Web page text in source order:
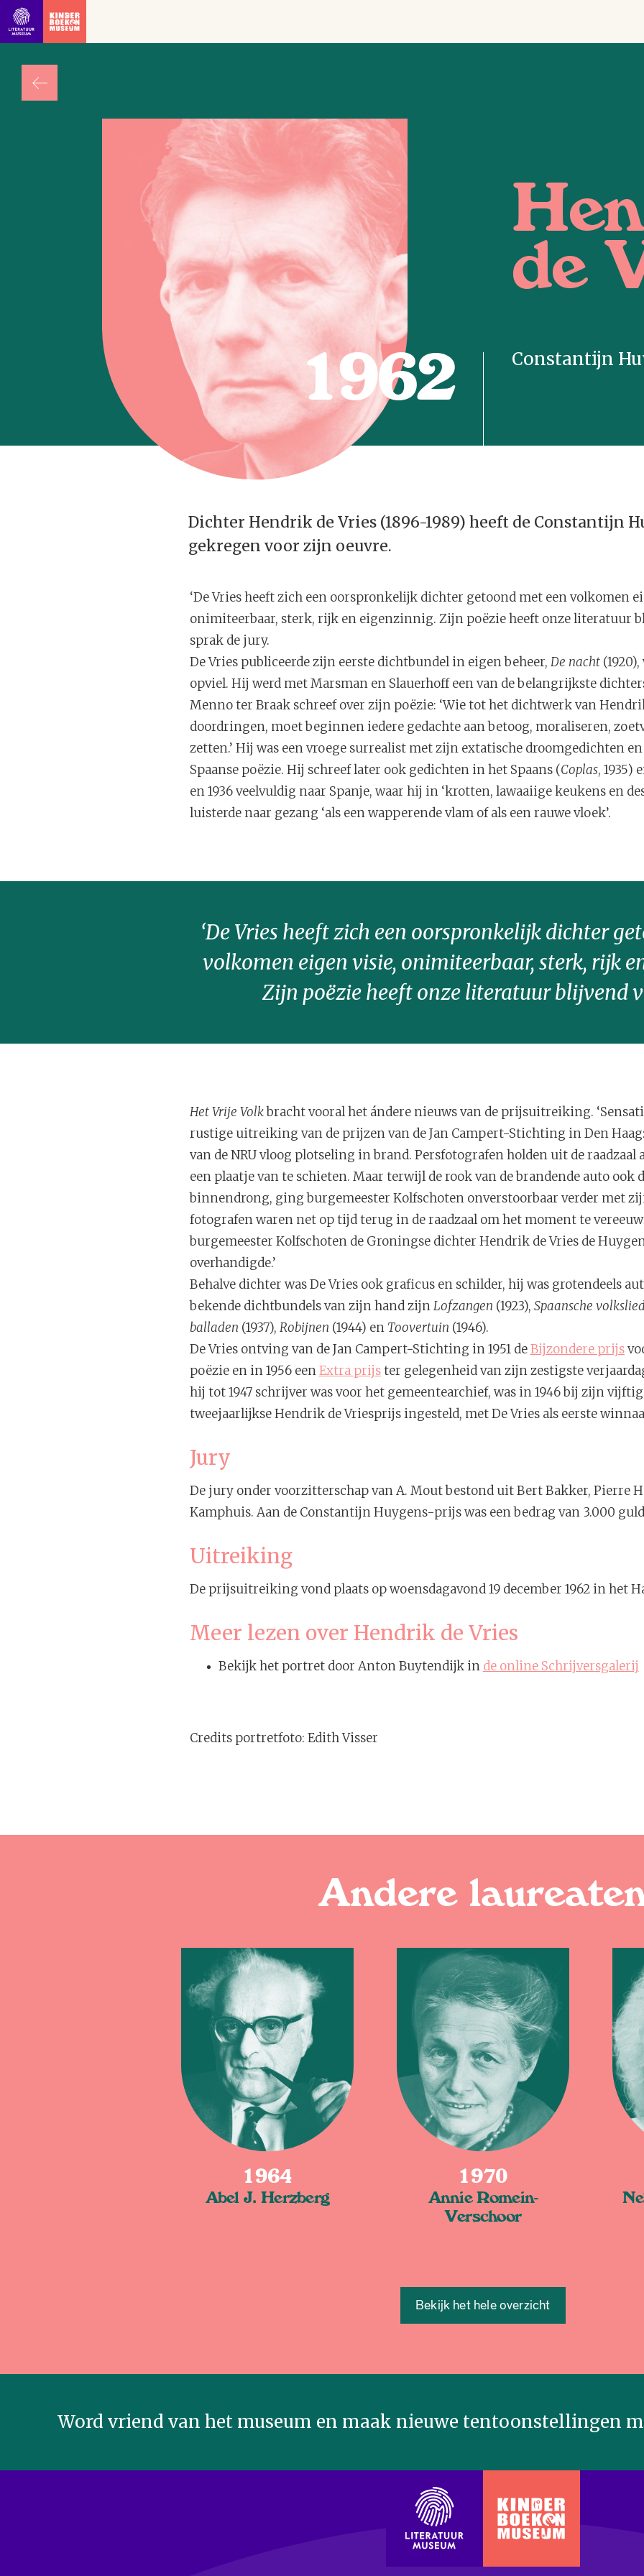
Ga direct naar inhoud
de
1962
Constantijn
Dichter Hendrik de Vries (1896-1989) heeft de Constantijn
gekregen voor zijn oeuvre.
‘De Vries heeft zich een oorspronkelijk dichter getoond met een volkomen
onimiteerbaar, sterk, rijk en eigenzinnig. Zijn poëzie heeft onze literatuur
sprak de jury.
De Vries publiceerde zijn eerste dichtbundel in eigen beheer, De nacht
opviel. Hij werd met Marsman en Slauerhoff een van de belangrijkste
Menno ter Braak schreef over zijn poëzie: ‘Wie tot het dichtwerk van
doordringen, moet beginnen iedere gedachte aan betoog, moraliseren,
zetten.’ Hij was een vroege surrealist met zijn extatische droomgedichten
Spaanse poëzie. Hij schreef later ook gedichten in het Spaans (Coplas, 1935)
en 1936 veelvuldig naar Spanje, waar hij in ‘krotten, lawaaiige keukens en
luisterde naar gezang ‘als een wapperende vlam of als een rauwe vloek’.
‘De Vries heeft zich een oorspronkelijk dichter
volkomen eigen visie, onimiteerbaar, sterk, rijk
Zijn poëzie heeft onze literatuur blijvend
Het Vrije Volkbracht vooral het ándere nieuws van de prijsuitreiking.
rustige uitreiking van de prijzen van de Jan Campert-Stichting in Den
van de NRU vloog plotseling in brand. Persfotografen holden uit de raadzaal
een plaatje van te schieten. Maar terwijl de rook van de brandende auto ook
binnendrong, ging burgemeester Kolfschoten onverstoorbaar verder met
fotografen waren net op tijd terug in de raadzaal om het moment te
burgemeester Kolfschoten de Groningse dichter Hendrik de Vries de
overhandigde.’
Behalve dichter was De Vries ook graficus en schilder, hij was grotendeels
bekende dichtbundels van zijn hand zijnLofzangen (1923), Spaansche
balladen (1937), Robijnen (1944) en Toovertuin (1946).
De Vries ontving van de Jan Campert-Stichting in 1951 deBijzondere prijs
poëzie en in 1956 eenExtra prijster gelegenheid van zijn zestigste
hij tot 1947 schrijver was voor het gemeentearchief, was in 1946 bij zijn
tweejaarlijkse Hendrik de Vriesprijs ingesteld, met De Vries als eerste
Jury
De jury onder voorzitterschap van A. Mout bestond uit Bert Bakker, Pierre
Kamphuis. Aan de Constantijn Huygens-prijs was een bedrag van 3.000
Uitreiking
De prijsuitreiking vond plaats op woensdagavond 19 december 1962 in het
Meer lezen over Hendrik de Vries
Bekijk het portret door Anton Buytendijk in de online Schrijversgalerij
Credits portretfoto: Edith Visser
Andere
1964
Abel J. Herzberg
1970
Annie Romein-
Verschoor
Bekijk het hele overzicht
Word vriend van het museum en maak nieuwe tentoonstellingen